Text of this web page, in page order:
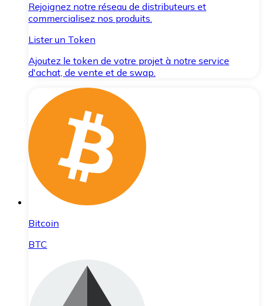
Rejoignez notre réseau de distributeurs et
commercialisez nos produits.
Lister un Token
Ajoutez le token de votre projet à notre service
d'achat, de vente et de swap.
Bitcoin
BTC